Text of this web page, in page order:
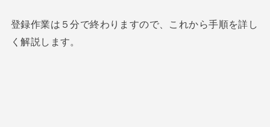
登録作業は５分で終わりますので、これから手順を詳し
く解説します。